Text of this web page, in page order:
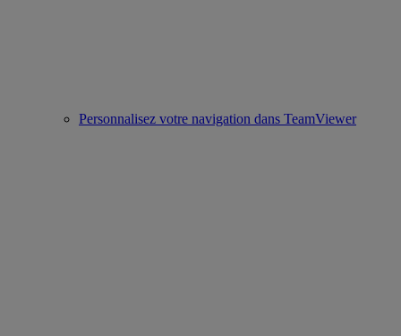
Personnalisez votre navigation dans TeamViewer